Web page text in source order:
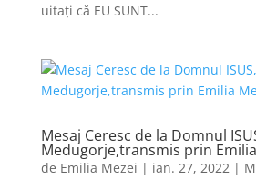
uitați că EU SUNT...
Mesaj Ceresc de la Domnul
Medugorje,transmis prin
de Emilia Mezei | ian. 27, 2022|